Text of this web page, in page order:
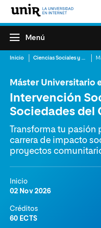
Menú
Inicio Ciencias Sociales y del Trabajo
Máster Universitario
Intervención
Sociedades del
Transforma tu
carrera de impacto
proyectos
Inicio
02 Nov 2026
Créditos
60 ECTS